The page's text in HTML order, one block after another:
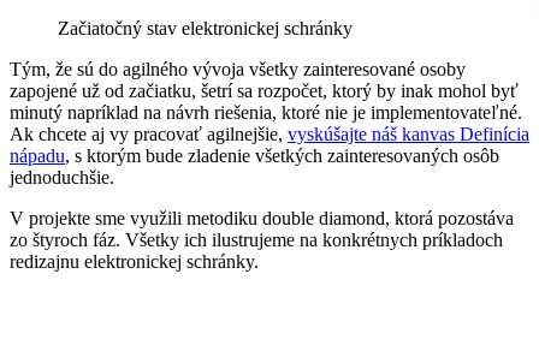
Začiatočný stav elektronickej schránky
Tým, že sú do agilného vývoja všetky zainteresované osoby
zapojené už od začiatku, šetrí sa rozpočet, ktorý by inak mohol byť
minutý napríklad na návrh riešenia, ktoré nie je implementovateľné.
Ak chcete aj vy pracovať agilnejšie, vyskúšajte náš kanvas Definícia
nápadu, s ktorým bude zladenie všetkých zainteresovaných osôb
jednoduchšie.
V projekte sme využili metodiku double diamond, ktorá pozostáva
zo štyroch fáz. Všetky ich ilustrujeme na konkrétnych príkladoch
redizajnu elektronickej schránky.